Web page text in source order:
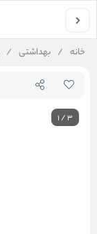
خانه / بهداشتی /
1/3